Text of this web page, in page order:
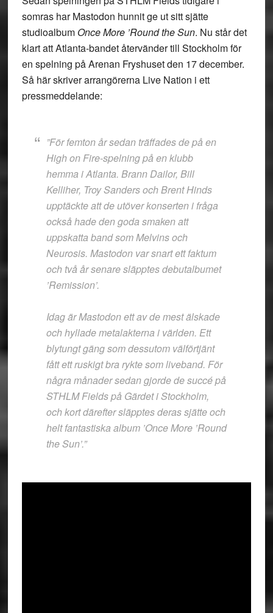
somras har Mastodon hunnit ge ut sitt sjätte
studioalbum Once More ’Round the Sun. Nu står det
klart att Atlanta-bandet återvänder till Stockholm för
en spelning på Arenan Fryshuset den 17 december.
Så här skriver arrangörerna Live Nation i ett
pressmeddelande:
”För femton år sedan träffades de på en
High on Fire-spelning på en klubb
hemma i Atlanta. Brann Dailor, Bill
Kelliher, Troy Sanders och Brent Hinds
upptäckte att de utöver konserten i fråga
också hade den goda smaken att
uppskatta band som Melvins och
Neurosis. Mastodon var snart ett faktum
och två år senare släpptes debutalbumet
’Remission’.
Idag är Mastodon ett av de mest älskade
och hyllade metalakterna i världen. Ett
blytungt gäng som dessutom välförtjänt
fått ett ruskigt bra rykte som liveband. För
några månader sedan gjorde de succé på
STHLM Fields på Gärdet i Stockholm,
och kort därefter släpptes deras sjätte och
helt fantastiska album ’Once More ’Round
the Sun’.”